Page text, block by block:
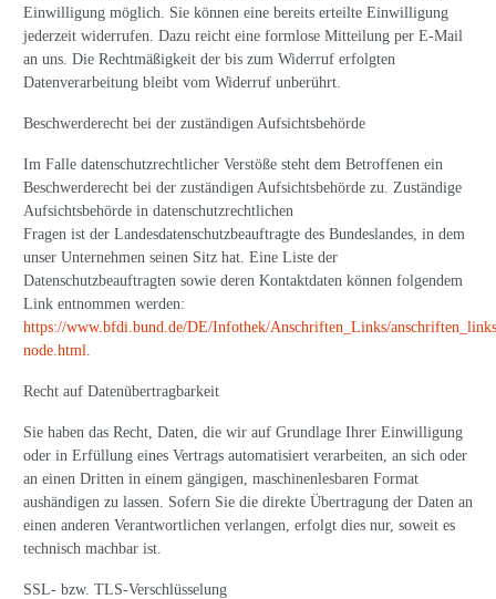
Einwilligung möglich. Sie können eine bereits erteilte Einwilligung
jederzeit widerrufen. Dazu reicht eine formlose Mitteilung per E-Mail
an uns. Die Rechtmäßigkeit der bis zum Widerruf erfolgten
Datenverarbeitung bleibt vom Widerruf unberührt.
Beschwerderecht bei der zuständigen Aufsichtsbehörde
Im Falle datenschutzrechtlicher Verstöße steht dem Betroffenen ein
Beschwerderecht bei der zuständigen Aufsichtsbehörde zu. Zuständige
Aufsichtsbehörde in datenschutzrechtlichen
Fragen ist der Landesdatenschutzbeauftragte des Bundeslandes, in dem
unser Unternehmen seinen Sitz hat. Eine Liste der
Datenschutzbeauftragten sowie deren Kontaktdaten können folgendem
Link entnommen werden:
https://www.bfdi.bund.de/DE/Infothek/Anschriften_Links/
node.html
Recht auf Datenübertragbarkeit
Sie haben das Recht, Daten, die wir auf Grundlage Ihrer Einwilligung
oder in Erfüllung eines Vertrags automatisiert verarbeiten, an sich oder
an einen Dritten in einem gängigen, maschinenlesbaren Format
aushändigen zu lassen. Sofern Sie die direkte Übertragung der Daten an
einen anderen Verantwortlichen verlangen, erfolgt dies nur, soweit es
technisch machbar ist.
SSL- bzw. TLS-Verschlüsselung